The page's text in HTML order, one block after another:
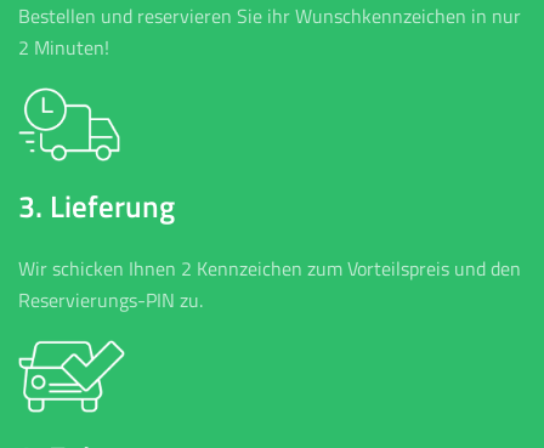
Bestellen und reservieren Sie ihr Wunschkennzeichen in nur
2 Minuten!
3. Lieferung
Wir schicken Ihnen 2 Kennzeichen zum Vorteilspreis und den
Reservierungs-PIN zu.